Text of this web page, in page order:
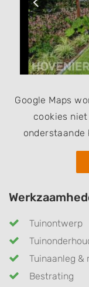
Google Maps
cookies
onderstaande
Tuinontwerp
Tuinaanleg &
Bestrating